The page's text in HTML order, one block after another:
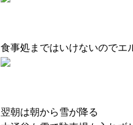
食事処まではいけないのでエ
翌朝は朝から雪が降る